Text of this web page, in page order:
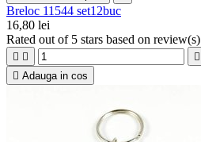
Breloc 11544 set12buc
16,80 lei
Rated out of 5 stars based on review(s)
  
 Adauga in cos